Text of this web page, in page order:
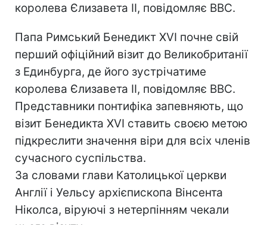
королева Єлизавета II, повідомляє ВВС.
Папа Римський Бенедикт XVI почне свій
перший офіційний візит до Великобританії
з Единбурга, де його зустрічатиме
королева Єлизавета II, повідомляє ВВС.
Представники понтифіка запевняють, що
візит Бенедикта XVI ставить своєю метою
підкреслити значення віри для всіх членів
сучасного суспільства.
За словами глави Католицької церкви
Англії і Уельсу архієпископа Вінсента
Ніколса, віруючі з нетерпінням чекали